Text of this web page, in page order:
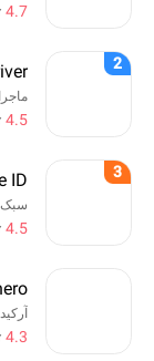
4.7
2
4.5
3
سبک
4.5
آرکید
4.3